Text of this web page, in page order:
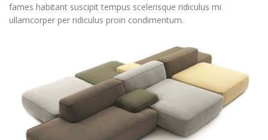
fames habitant suscipit tempus scelerisque ridiculus mi
ullamcorper per ridiculus proin condimentum.